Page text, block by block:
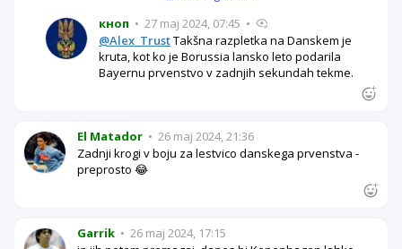
кноп • 27 maj 2024, 07:45 •
@Alex_TrustTakšna razpletka na Danskem je
kruta, kot ko je Borussia lansko leto podarila
Bayernu prvenstvo v zadnjih sekundah tekme.
El Matador • 26 maj 2024, 21:36
Zadnji krogi v boju za lestvico danskega prvenstva -
preprosto 😂
Garrik • 26 maj 2024, 17:15